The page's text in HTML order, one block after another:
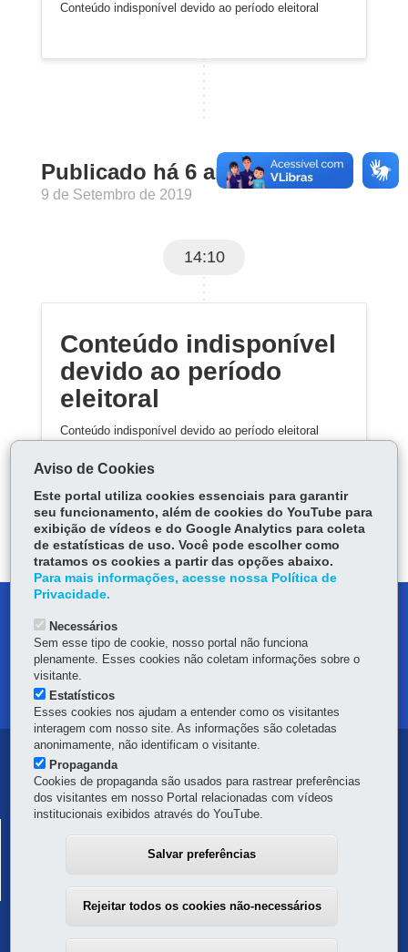
Conteúdo indisponível devido ao período eleitoral
Publicado há 6 anos
9 de Setembro de 2019
14:10
Conteúdo indisponível
devido ao período
eleitoral
Conteúdo indisponível devido ao período eleitoral
MAPA DO SITE
OUVIDORIA
Navegação
principal
SISTEMA PÚBLICO DE ESCRITURAÇÃO DIGITAL
Aviso de Cookies
Este portal utiliza cookies essenciais para garantir
seu funcionamento, além de cookies do YouTube para
exibição de vídeos e do Google Analytics para coleta
de estatísticas de uso. Você pode escolher como
tratamos os cookies a partir das opções abaixo.
Para mais informações, acesse nossa Política de
Privacidade.
Necessários
Sem esse tipo de cookie, nosso portal não funciona
plenamente. Esses cookies não coletam informações sobre o
visitante.
Estatísticos
Esses cookies nos ajudam a entender como os visitantes
interagem com nosso site. As informações são coletadas
anonimamente, não identificam o visitante.
Propaganda
Cookies de propaganda são usados para rastrear preferências
dos visitantes em nosso Portal relacionadas com vídeos
institucionais exibidos através do YouTube.
Salvar preferências
Rejeitar todos os cookies não-necessários